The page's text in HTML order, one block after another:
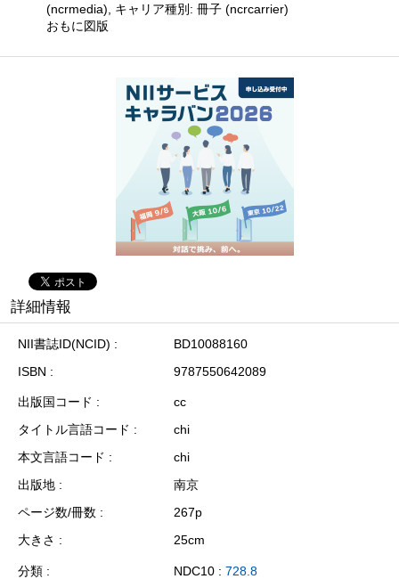
(ncrmedia), キャリア種別: 冊子 (ncrcarrier)
おもに図版
詳細情報
NII書誌ID(NCID)
BD10088160
ISBN
9787550642089
出版国コード
cc
タイトル言語コード
chi
本文言語コード
chi
出版地
南京
ページ数/冊数
267p
大きさ
25cm
分類 NDC10 : 728.8